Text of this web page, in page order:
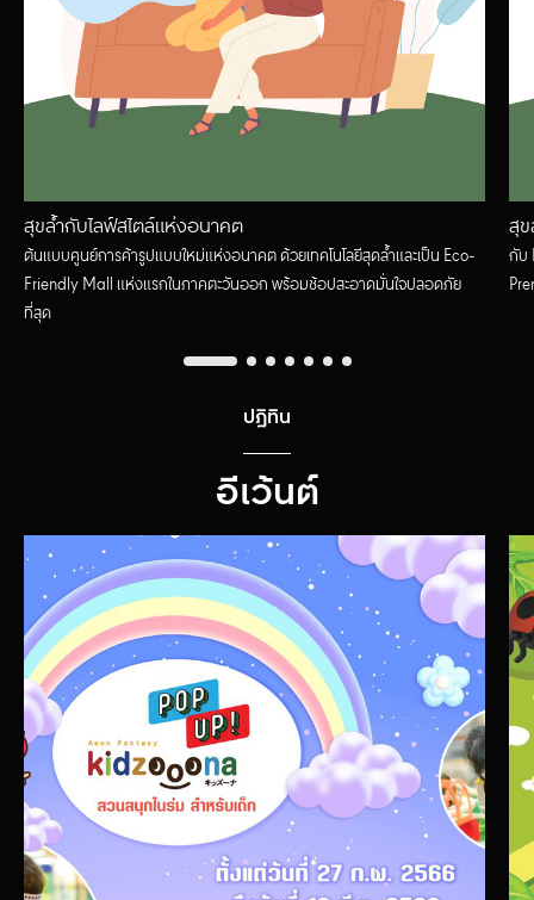
สุขล้ำกับไลฟ์สไตล์แห่งอนาคต
ต้นแบบศูนย์การค้ารูปแบบใหม่แห่งอนาคต ด้วยเทคโนโลยีสุดล้ำและเป็น Eco-
Friendly Mall แห่งแรกในภาคตะวันออก พร้อมช้อปสะอาดมั่นใจปลอดภัย
ที่สุด
สุ
กับ
ปฏิทิน
อีเว้นต์